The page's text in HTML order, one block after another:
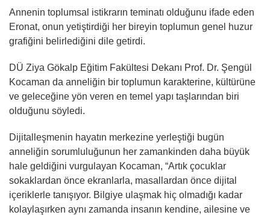
Annenin toplumsal istikrarın teminatı olduğunu ifade eden
Eronat, onun yetiştirdiği her bireyin toplumun genel huzur
grafiğini belirlediğini dile getirdi.
DÜ Ziya Gökalp Eğitim Fakültesi Dekanı Prof. Dr. Şengül
Kocaman da anneliğin bir toplumun karakterine, kültürüne
ve geleceğine yön veren en temel yapı taşlarından biri
olduğunu söyledi.
Dijitalleşmenin hayatın merkezine yerleştiği bugün
anneliğin sorumluluğunun her zamankinden daha büyük
hale geldiğini vurgulayan Kocaman, “Artık çocuklar
sokaklardan önce ekranlarla, masallardan önce dijital
içeriklerle tanışıyor. Bilgiye ulaşmak hiç olmadığı kadar
kolaylaşırken aynı zamanda insanın kendine, ailesine ve